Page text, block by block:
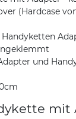
(Hardcase
und
mit